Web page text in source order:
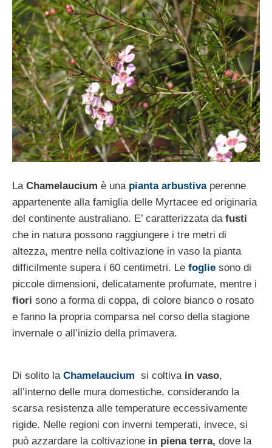
La Chamelaucium è una pianta arbustivaperenne
appartenente alla famiglia delle Myrtacee ed originaria
del continente australiano. E’ caratterizzata da fusti
che in natura possono raggiungere i tre metri di
altezza, mentre nella coltivazione in vaso la pianta
difficilmente supera i 60 centimetri. Le foglie sono di
piccole dimensioni, delicatamente profumate, mentre i
fiori sono a forma di coppa, di colore bianco o rosato
e fanno la propria comparsa nel corso della stagione
invernale o all’inizio della primavera.
Di solito la Chamelaucium si coltivain vaso,
all’interno delle mura domestiche, considerando la
scarsa resistenza alle temperature eccessivamente
rigide. Nelle regioni con inverni temperati, invece, si
può azzardare la coltivazione in piena terra, dove la